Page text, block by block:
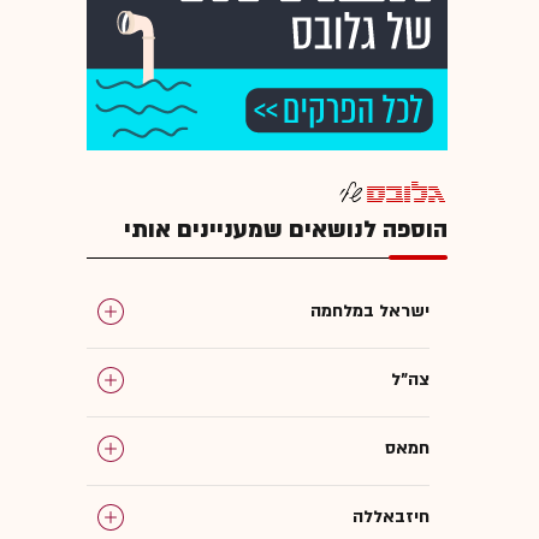
הוספה לנושאים שמעניינים אותי
ישראל במלחמה
צה"ל
חמאס
חיזבאללה